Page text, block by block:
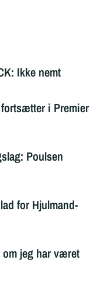
Ikke nemt
i Premier
Poulsen
for Hjulmand-
jeg har været